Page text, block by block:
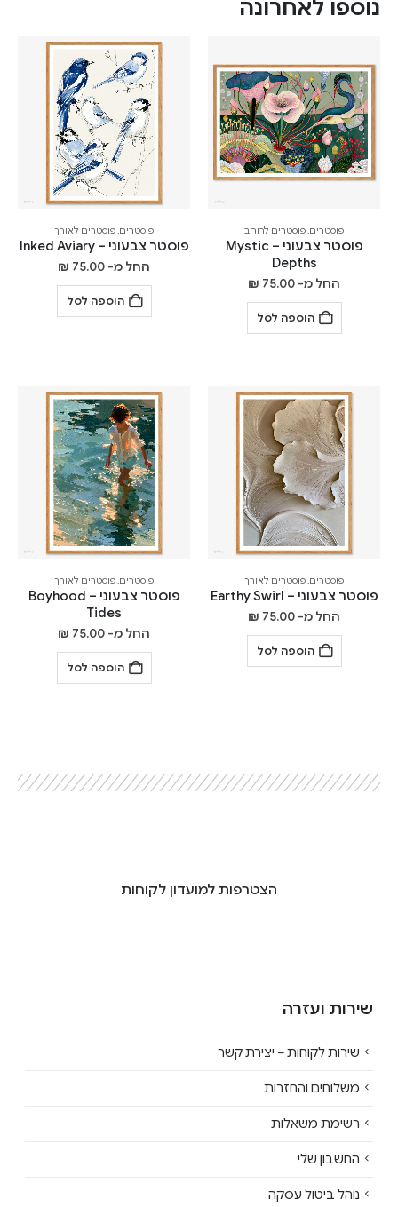
נוספו לאחרונה
פוסטרים,פוסטרים לרוחב
פוסטר צבעוני – Mystic
Depths
החל מ- ₪ 75.00
הוספה לסל
פוסטרים,פוסטרים לאורך
פוסטר צבעוני – Inked Aviary
החל מ- ₪ 75.00
הוספה לסל
פוסטרים,פוסטרים לאורך
פוסטר צבעוני – Earthy Swirl
החל מ- ₪ 75.00
הוספה לסל
פוסטרים,פוסטרים לאורך
פוסטר צבעוני – Boyhood
Tides
החל מ- ₪ 75.00
הוספה לסל
הצטרפות למועדון לקוחות
שירות ועזרה
שירות לקוחות – יצירת קשר
משלוחים והחזרות
רשימת משאלות
החשבון שלי
נוהל ביטול עסקה